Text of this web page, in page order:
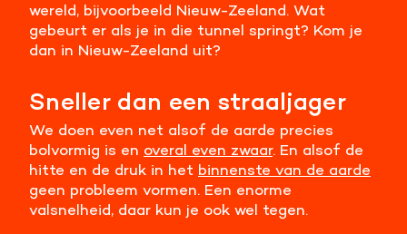
wereld, bijvoorbeeld Nieuw-Zeeland. Wat
gebeurt er als je in die tunnel springt? Kom je
dan in Nieuw-Zeeland uit?
Sneller dan een straaljager
We doen even net alsof de aarde precies
bolvormig is en overal even zwaar. En alsof de
hitte en de druk in het binnenste van de aarde
geen probleem vormen. Een enorme
valsnelheid, daar kun je ook wel tegen.
Deze website maakt gebruik van cookies. Pas hier
je voorkeuren aan.
Alle cookies accepteren
Voorkeuren opslaan